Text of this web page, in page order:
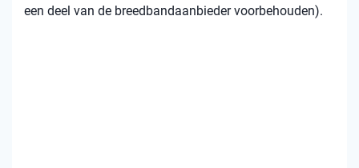
een deel van de breedbandaanbieder voorbehouden).